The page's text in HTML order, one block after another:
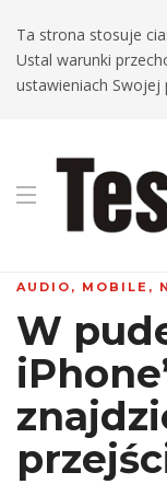
Ta strona stosuje
Ustal warunki
ustawieniach Swojej
AUDIO , MOBILE ,
W